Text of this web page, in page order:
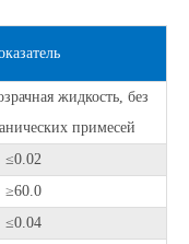
жидкость, без
примесей
≤0.02
≥60.0
≤0.04